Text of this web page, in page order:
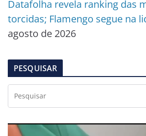
Datafolha revela ranking das
torcidas; Flamengo segue na
agosto de 2026
PESQUISAR